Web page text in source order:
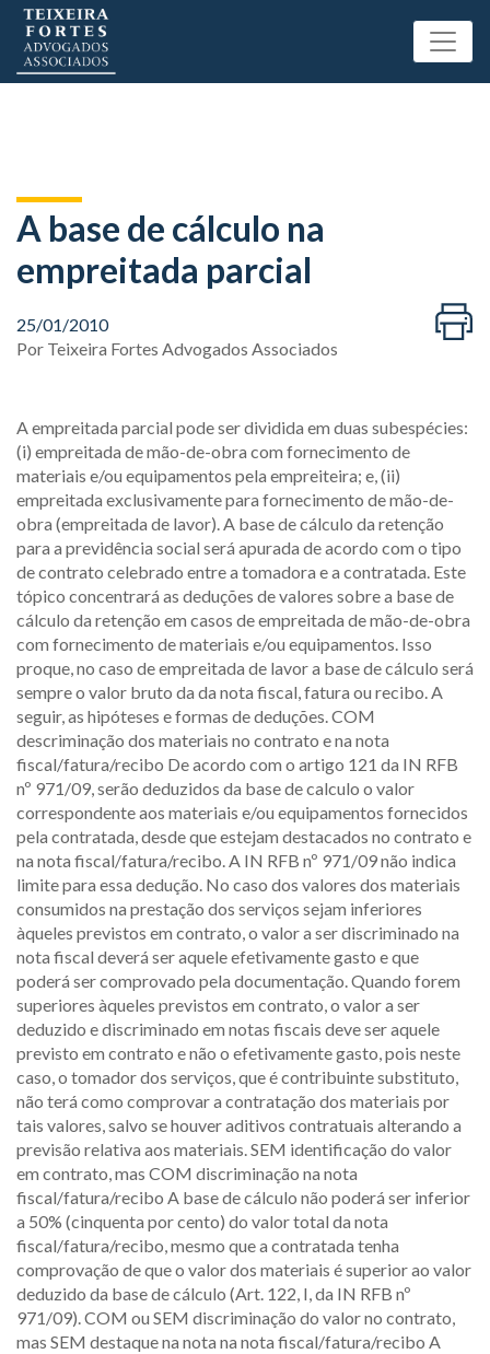
A base de cálculo na
empreitada parcial
25/01/2010
Por Teixeira Fortes Advogados Associados
A empreitada parcial pode ser dividida em duas subespécies:
(i) empreitada de mão-de-obra com fornecimento de
materiais e/ou equipamentos pela empreiteira; e, (ii)
empreitada exclusivamente para fornecimento de mão-de-
obra (empreitada de lavor). A base de cálculo da retenção
para a previdência social será apurada de acordo com o tipo
de contrato celebrado entre a tomadora e a contratada. Este
tópico concentrará as deduções de valores sobre a base de
cálculo da retenção em casos de empreitada de mão-de-obra
com fornecimento de materiais e/ou equipamentos. Isso
proque, no caso de empreitada de lavor a base de cálculo será
sempre o valor bruto da da nota fiscal, fatura ou recibo. A
seguir, as hipóteses e formas de deduções. COM
descriminação dos materiais no contrato e na nota
fiscal/fatura/recibo De acordo com o artigo 121 da IN RFB
nº 971/09, serão deduzidos da base de calculo o valor
correspondente aos materiais e/ou equipamentos fornecidos
pela contratada, desde que estejam destacados no contrato e
na nota fiscal/fatura/recibo. A IN RFB nº 971/09 não indica
limite para essa dedução. No caso dos valores dos materiais
consumidos na prestação dos serviços sejam inferiores
àqueles previstos em contrato, o valor a ser discriminado na
nota fiscal deverá ser aquele efetivamente gasto e que
poderá ser comprovado pela documentação. Quando forem
superiores àqueles previstos em contrato, o valor a ser
deduzido e discriminado em notas fiscais deve ser aquele
previsto em contrato e não o efetivamente gasto, pois neste
caso, o tomador dos serviços, que é contribuinte substituto,
não terá como comprovar a contratação dos materiais por
tais valores, salvo se houver aditivos contratuais alterando a
previsão relativa aos materiais. SEM identificação do valor
em contrato, mas COM discriminação na nota
fiscal/fatura/recibo A base de cálculo não poderá ser inferior
a 50% (cinquenta por cento) do valor total da nota
fiscal/fatura/recibo, mesmo que a contratada tenha
comprovação de que o valor dos materiais é superior ao valor
deduzido da base de cálculo (Art. 122, I, da IN RFB nº
971/09). COM ou SEM discriminação do valor no contrato,
mas SEM destaque na nota na nota fiscal/fatura/recibo A